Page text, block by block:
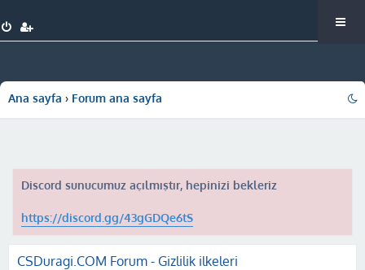
Ana sayfa Forum ana sayfa
Discord sunucumuz açılmıştır, hepinizi bekleriz
https://discord.gg/43gGDQe6tS
CSDuragi.COM Forum - Gizlilik ilkeleri